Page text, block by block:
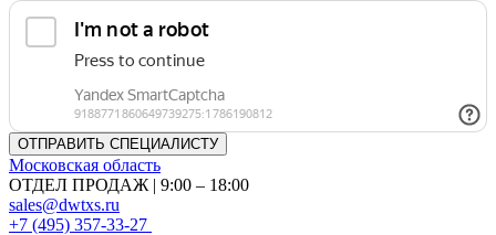
Московская область
ОТДЕЛ ПРОДАЖ | 9:00 – 18:00
sales@dwtxs.ru
+7 (495) 357-33-27